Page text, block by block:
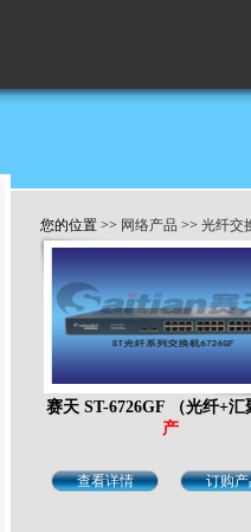
您的位置 >> 网络产品 >> 光纤交
赛天 ST-6726GF （光纤+汇
产
查看详情 订购产